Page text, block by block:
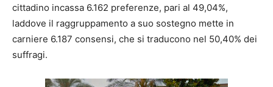
cittadino incassa 6.162 preferenze, pari al 49,04%,
laddove il raggruppamento a suo sostegno mette in
carniere 6.187 consensi, che si traducono nel 50,40% dei
suffragi.